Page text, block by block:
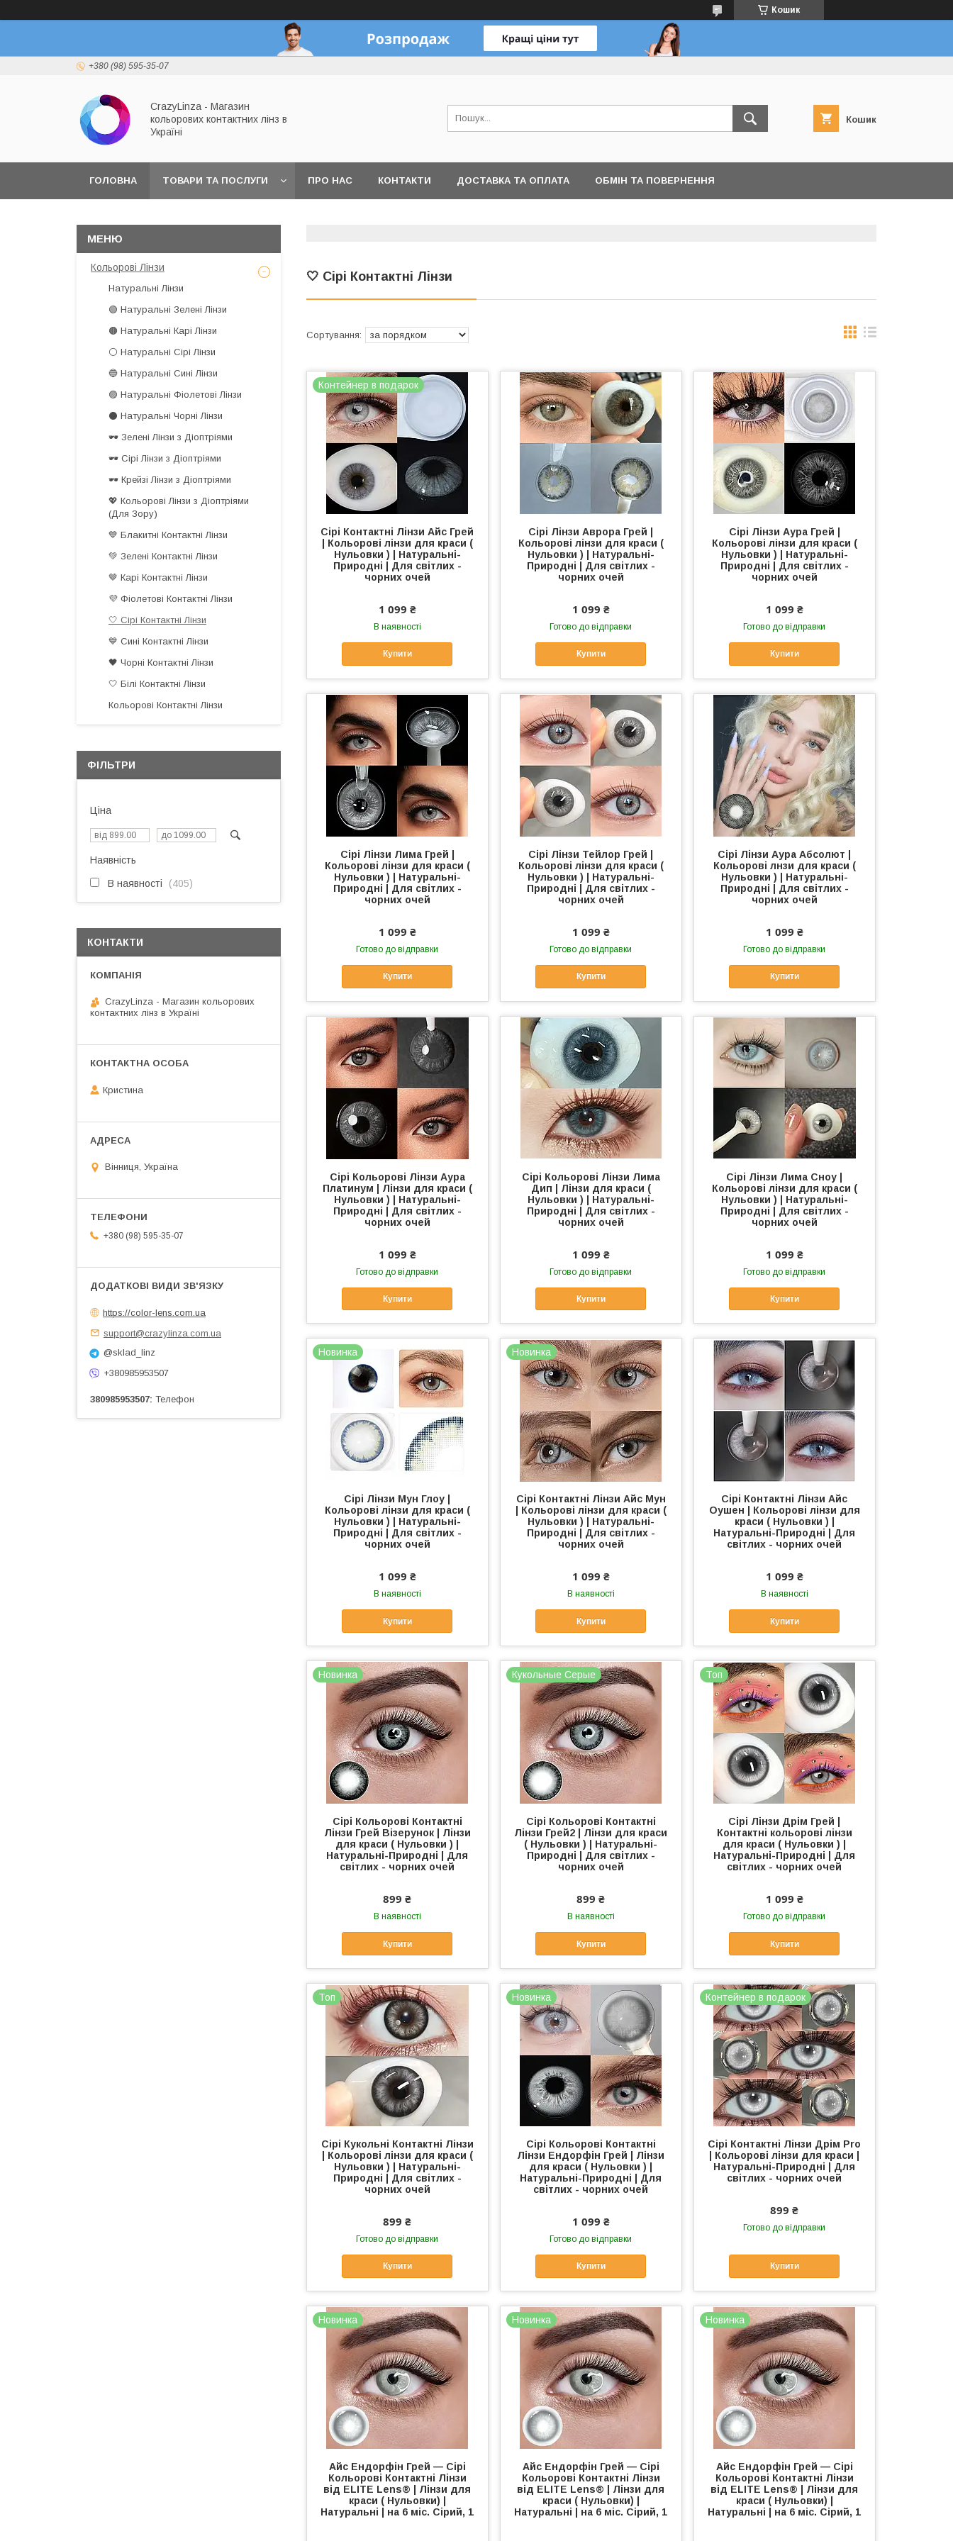
Кошик
+380 (98) 595-35-07
CrazyLinza - Магазин
кольорових контактних лінз в
Україні
Кошик
ГОЛОВНА ТОВАРИ ТА ПОСЛУГИ ПРО НАС КОНТАКТИ ДОСТАВКА ТА ОПЛАТА ОБМІН ТА ПОВЕРНЕННЯ
🤍 Сірі Контактні Лінзи
Контейнер в подарок
Сірі Контактні Лінзи Айс Грей
| Кольорові лінзи для краси (
Нульовки ) | Натуральні-
Природні | Для світлих -
чорних очей
1 099 ₴
В наявності
Купити
Сірі Лінзи Аврора Грей |
Кольорові лінзи для краси (
Нульовки ) | Натуральні-
Природні | Для світлих -
чорних очей
1 099 ₴
Готово до відправки
Купити
Сірі Лінзи Аура Грей |
Кольорові лінзи для краси (
Нульовки ) | Натуральні-
Природні | Для світлих -
чорних очей
1 099 ₴
Готово до відправки
Купити
Сірі Лінзи Лима Грей |
Кольорові лінзи для краси (
Нульовки ) | Натуральні-
Природні | Для світлих -
чорних очей
1 099 ₴
Готово до відправки
Купити
Сірі Лінзи Тейлор Грей |
Кольорові лінзи для краси (
Нульовки ) | Натуральні-
Природні | Для світлих -
чорних очей
1 099 ₴
Готово до відправки
Купити
Сірі Лінзи Аура Абсолют |
Кольорові лнзи для краси (
Нульовки ) | Натуральні-
Природні | Для світлих -
чорних очей
1 099 ₴
Готово до відправки
Купити
Сірі Кольорові Лінзи Аура
Платинум | Лінзи для краси (
Нульовки ) | Натуральні-
Природні | Для світлих -
чорних очей
1 099 ₴
Готово до відправки
Купити
Сірі Кольорові Лінзи Лима
Дип | Лінзи для краси (
Нульовки ) | Натуральні-
Природні | Для світлих -
чорних очей
1 099 ₴
Готово до відправки
Купити
Сірі Лінзи Лима Сноу |
Кольорові лінзи для краси (
Нульовки ) | Натуральні-
Природні | Для світлих -
чорних очей
1 099 ₴
Готово до відправки
Купити
Новинка
Сірі Лінзи Мун Глоу |
Кольорові лінзи для краси (
Нульовки ) | Натуральні-
Природні | Для світлих -
чорних очей
1 099 ₴
В наявності
Купити
Новинка
Сірі Контактні Лінзи Айс Мун
| Кольорові лінзи для краси (
Нульовки ) | Натуральні-
Природні | Для світлих -
чорних очей
1 099 ₴
В наявності
Купити
Сірі Контактні Лінзи Айс
Оушен | Кольорові лінзи для
краси ( Нульовки ) |
Натуральні-Природні | Для
світлих - чорних очей
1 099 ₴
В наявності
Купити
Новинка
Сірі Кольорові Контактні
Лінзи Грей Візерунок | Лінзи
для краси ( Нульовки ) |
Натуральні-Природні | Для
світлих - чорних очей
899 ₴
В наявності
Купити
Кукольные Серые
Сірі Кольорові Контактні
Лінзи Грей2 | Лінзи для краси
( Нульовки ) | Натуральні-
Природні | Для світлих -
чорних очей
899 ₴
В наявності
Купити
Топ
Сірі Лінзи Дрім Грей |
Контактні кольорові лінзи
для краси ( Нульовки ) |
Натуральні-Природні | Для
світлих - чорних очей
1 099 ₴
Готово до відправки
Купити
Топ
Сірі Кукольні Контактні Лінзи
| Кольорові лінзи для краси (
Нульовки ) | Натуральні-
Природні | Для світлих -
чорних очей
899 ₴
Готово до відправки
Купити
Новинка
Сірі Кольорові Контактні
Лінзи Ендорфін Грей | Лінзи
для краси ( Нульовки ) |
Натуральні-Природні | Для
світлих - чорних очей
1 099 ₴
Готово до відправки
Купити
Контейнер в подарок
Сірі Контактні Лінзи Дрім Pro
| Кольорові лінзи для краси |
Натуральні-Природні | Для
світлих - чорних очей
899 ₴
Готово до відправки
Купити
Новинка
Айс Ендорфін Грей — Сірі
Кольорові Контактні Лінзи
від ELITE Lens® | Лінзи для
краси ( Нульовки) |
Натуральні | на 6 міс. Сірий, 1
Новинка
Айс Ендорфін Грей — Сірі
Кольорові Контактні Лінзи
від ELITE Lens® | Лінзи для
краси ( Нульовки) |
Натуральні | на 6 міс. Сірий, 1
Новинка
Айс Ендорфін Грей — Сірі
Кольорові Контактні Лінзи
від ELITE Lens® | Лінзи для
краси ( Нульовки) |
Натуральні | на 6 міс. Сірий, 1
Кольорові Лінзи
Натуральні Лінзи
🟢 Натуральні Зелені Лінзи
🟤 Натуральні Карі Лінзи
⚪️ Натуральні Сірі Лінзи
🔵 Натуральні Сині Лінзи
🟣 Натуральні Фіолетові Лінзи
⚫️ Натуральні Чорні Лінзи
🕶️ Зелені Лінзи з Діоптріями
🕶️ Сірі Лінзи з Діоптріями
🕶️ Крейзі Лінзи з Діоптріями
💖 Кольорові Лінзи з Діоптріями
(Для Зору)
💙 Блакитні Контактні Лінзи
💚 Зелені Контактні Лінзи
🤎 Карі Контактні Лінзи
💜 Фіолетові Контактні Лінзи
🤍 Сірі Контактні Лінзи
💙 Сині Контактні Лінзи
🖤 Чорні Контактні Лінзи
🤍 Білі Контактні Лінзи
Кольорові Контактні Лінзи
ФІЛЬТРИ
Ціна
Наявність
В наявності 405
КОНТАКТИ
CrazyLinza - Магазин кольорових
контактних лінз в Україні
Кристина
Вінниця, Україна
+380 (98) 595-35-07
https://color-lens.com.ua
support@crazylinza.com.ua
@sklad_linz
+380985953507
380985953507 Телефон